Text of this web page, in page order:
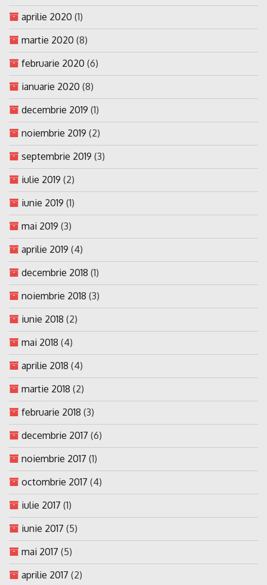
aprilie 2020 (1)
martie 2020 (8)
februarie 2020 (6)
ianuarie 2020 (8)
decembrie 2019 (1)
noiembrie 2019 (2)
septembrie 2019 (3)
iulie 2019 (2)
iunie 2019 (1)
mai 2019 (3)
aprilie 2019 (4)
decembrie 2018 (1)
noiembrie 2018 (3)
iunie 2018 (2)
mai 2018 (4)
aprilie 2018 (4)
martie 2018 (2)
februarie 2018 (3)
decembrie 2017 (6)
noiembrie 2017 (1)
octombrie 2017 (4)
iulie 2017 (1)
iunie 2017 (5)
mai 2017 (5)
aprilie 2017 (2)